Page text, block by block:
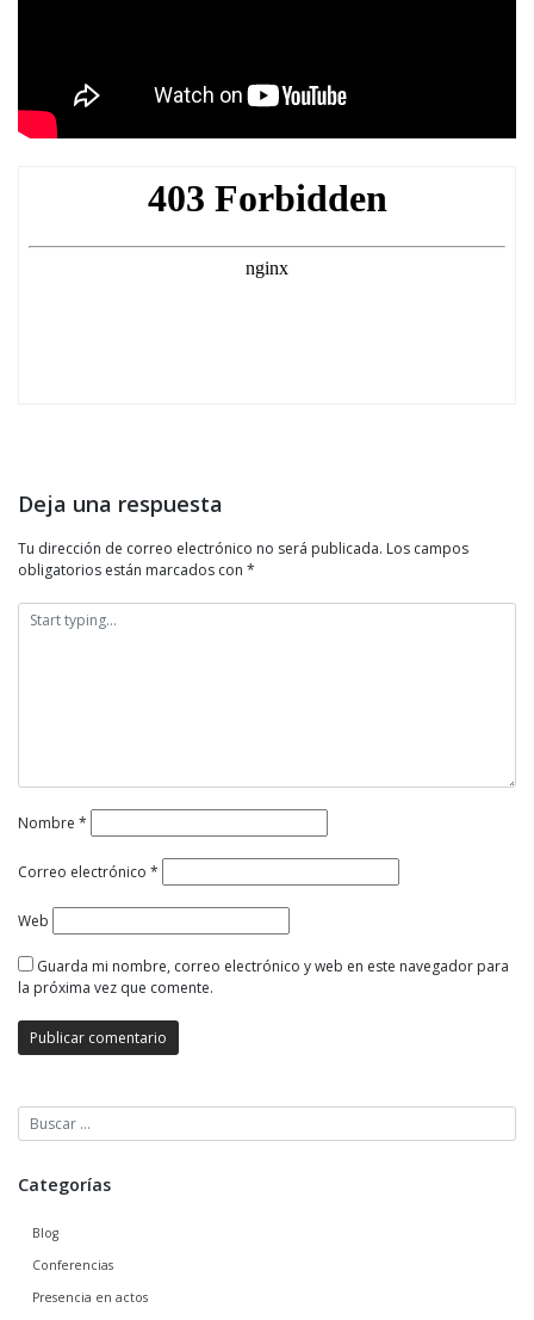
Deja una respuesta
Tu dirección de correo electrónico no será publicada. Los campos
obligatorios están marcados con *
Nombre *
Correo electrónico *
Web
Guarda mi nombre, correo electrónico y web en este navegador para
la próxima vez que comente.
Categorías
Blog
Conferencias
Presencia en actos